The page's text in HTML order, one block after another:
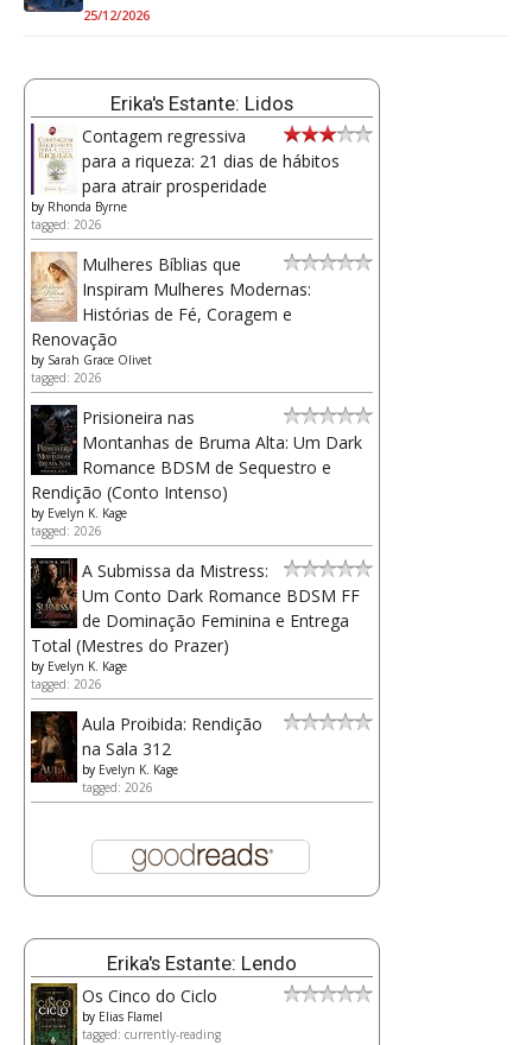
25/12/2026
Erika's Estante: Lidos
Contagem regressiva
para a riqueza: 21 dias de hábitos
para atrair prosperidade
by Rhonda Byrne
tagged: 2026
Mulheres Bíblias que
Inspiram Mulheres Modernas:
Histórias de Fé, Coragem e
Renovação
by Sarah Grace Olivet
tagged: 2026
Prisioneira nas
Montanhas de Bruma Alta: Um Dark
Romance BDSM de Sequestro e
Rendição (Conto Intenso)
by Evelyn K. Kage
tagged: 2026
A Submissa da Mistress:
Um Conto Dark Romance BDSM FF
de Dominação Feminina e Entrega
Total (Mestres do Prazer)
by Evelyn K. Kage
tagged: 2026
Aula Proibida: Rendição
na Sala 312
by Evelyn K. Kage
tagged: 2026
Erika's Estante: Lendo
Os Cinco do Ciclo
by Elias Flamel
tagged: currently-reading